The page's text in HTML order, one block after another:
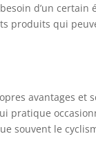
d’un
produits qui
avantages
pratique
souvent le